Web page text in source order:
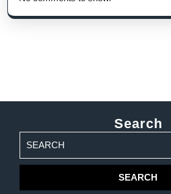
Search
for: